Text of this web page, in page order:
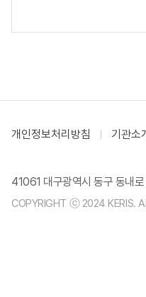
개인정보처리방침 기관소
41061 대구광역시 동구 동내
COPYRIGHT ⓒ 2024 KERIS.